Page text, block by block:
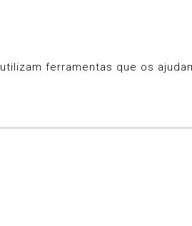
ferramentas que os